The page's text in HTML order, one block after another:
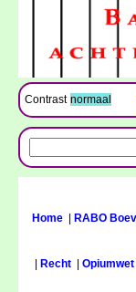
Contrast normaal
Home RABO
Recht Opiumwet